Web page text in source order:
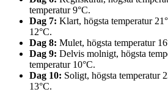
temperatur 9°C.
Dag 7: Klart, högsta temperatur
12°C.
Dag 8: Mulet, högsta temperatur
Dag 9: Delvis molnigt, högsta
temperatur 10°C.
Dag 10: Soligt, högsta temperatur
13°C.